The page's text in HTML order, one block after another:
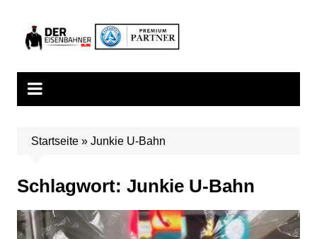
springen
Startseite» Junkie U-Bahn
Schlagwort: Junkie U-Bahn